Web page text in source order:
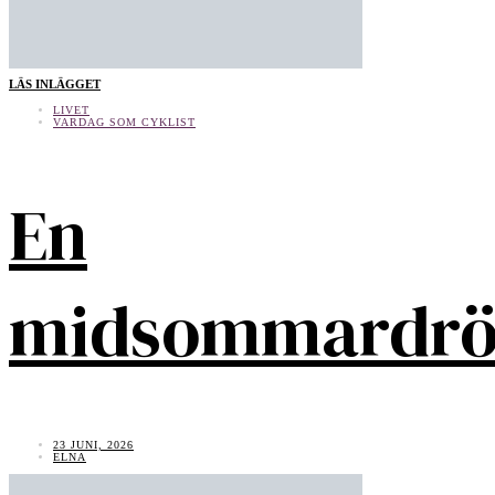
LÄS INLÄGGET
LIVET
VARDAG SOM CYKLIST
En
23 JUNI, 2026
ELNA